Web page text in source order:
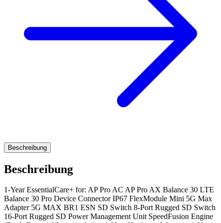
Beschreibung
Beschreibung
1-Year EssentialCare+ for: AP Pro AC AP Pro AX Balance 30 LTE
Balance 30 Pro Device Connector IP67 FlexModule Mini 5G Max
Adapter 5G MAX BR1 ESN SD Switch 8-Port Rugged SD Switch
16-Port Rugged SD Power Management Unit SpeedFusion Engine